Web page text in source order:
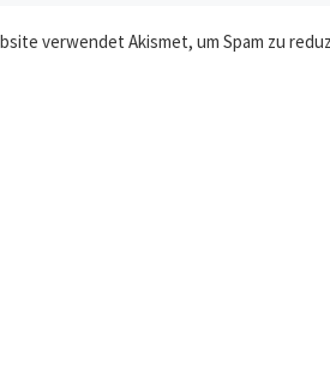
verwendet Akismet, um Spam zu